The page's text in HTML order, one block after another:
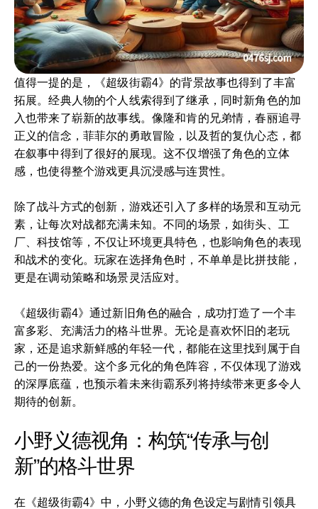
值得一提的是，《超级街霸4》的背景故事也得到了丰富
拓展。经典人物的个人线索得到了继承，同时新角色的加
入也带来了崭新的故事线。像隆和肯的兄弟情，春丽追寻
正义的信念，菲菲尔的勇敢冒险，以及哲的复仇心态，都
在叙事中得到了很好的展现。这不仅增强了角色的立体
感，也使得整个游戏更具沉浸感与连贯性。
除了战斗方式的创新，游戏还引入了多样的场景和互动元
素，让每次对战都充满未知。不同的场景，如街头、工
厂、科技馆等，不仅让环境更具特色，也影响角色的表现
和战术的变化。玩家在选择角色时，不单单是比拼技能，
更是在调动策略和场景灵活应对。
《超级街霸4》通过新旧角色的融合，成功打造了一个丰
富多彩、充满活力的格斗世界。无论是喜欢怀旧的老玩
家，还是追求新鲜感的年轻一代，都能在这里找到属于自
己的一份热爱。这个多元化的角色阵容，不仅体现了游戏
的深厚底蕴，也预示着未来街霸系列将持续带来更多令人
期待的创新。
小野义德视角：构筑“传承与创
新”的格斗世界
在《超级街霸4》中，小野义德的角色设定与剧情引领具